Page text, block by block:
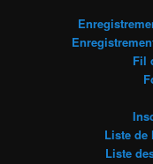
Fil
Liste de
Liste